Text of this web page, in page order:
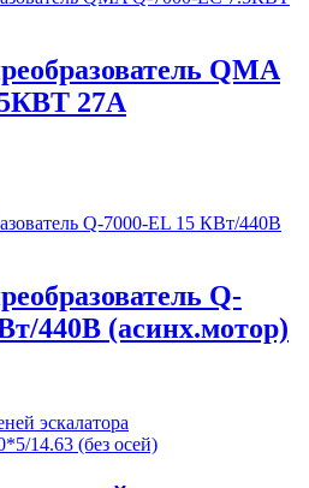
QMA
27А
Q-
440В (асинх.мотор)